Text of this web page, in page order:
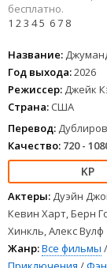
бесплатно.
1 23 45 67 8
Название:
Год выхода:2026
Режиссер: Джейк
Страна: США
Перевод:
Качество: 720 -
Актеры: Дуэйн
Кевин Харт, Берн
Хинкль, Алекс Вулф
Жанр:Все фильмы /